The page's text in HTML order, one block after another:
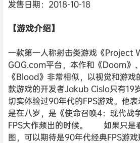
发售日期：2018-10-18
【游戏介绍】
一款第一人称射击类游戏《Project
GOG.com平台，本作和《Doom》
《Blood》非常相似，以视觉和游戏
款游戏的开发者Jakub Cislo只有19
切实体验过90年代的FPS游戏。他
是在八岁，是《使命召唤4：现代战
FPS大作频出的时候。 如果只是
图，可以期待是90年代经典FPS游